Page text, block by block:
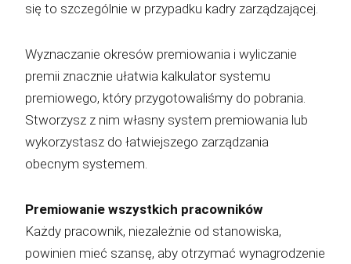
się to szczególnie w przypadku kadry zarządzającej.
Wyznaczanie okresów premiowania i wyliczanie
premii znacznie ułatwia kalkulator systemu
premiowego, który przygotowaliśmy do pobrania.
Stworzysz z nim własny system premiowania lub
wykorzystasz do łatwiejszego zarządzania
obecnym systemem.
Premiowanie wszystkich pracowników
Każdy pracownik, niezależnie od stanowiska,
powinien mieć szansę, aby otrzymać wynagrodzenie